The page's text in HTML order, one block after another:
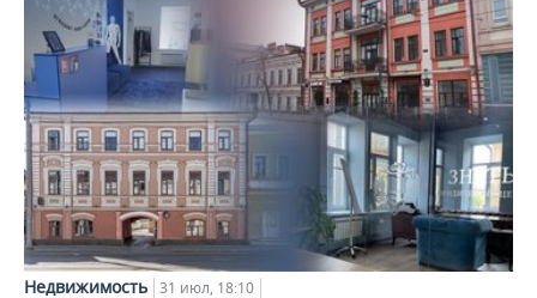
Недвижимость 31 июл, 18:10